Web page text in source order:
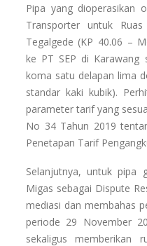
Pipa yang dioperasikan
Transporter untuk
Tegalgede (KP 40.06 –
ke PT SEP di Karawang
koma satu delapan lima
standar kaki kubik).
parameter tarif yang
No 34 Tahun 2019
Penetapan Tarif
Selanjutnya, untuk pipa
Migas sebagai Dispute
mediasi dan membahas
periode 29 November
sekaligus memberikan